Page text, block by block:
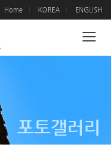
Home KOREA ENGLISH
포토갤러리